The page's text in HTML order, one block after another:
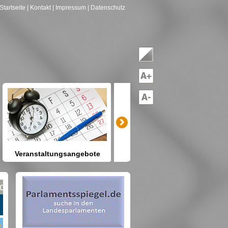
Startseite | Kontakt | Impressum | Datenschutz
Veranstaltungsangebote
Sie Berlin und seine Angebote?
nach Gruppen--->hier drücken